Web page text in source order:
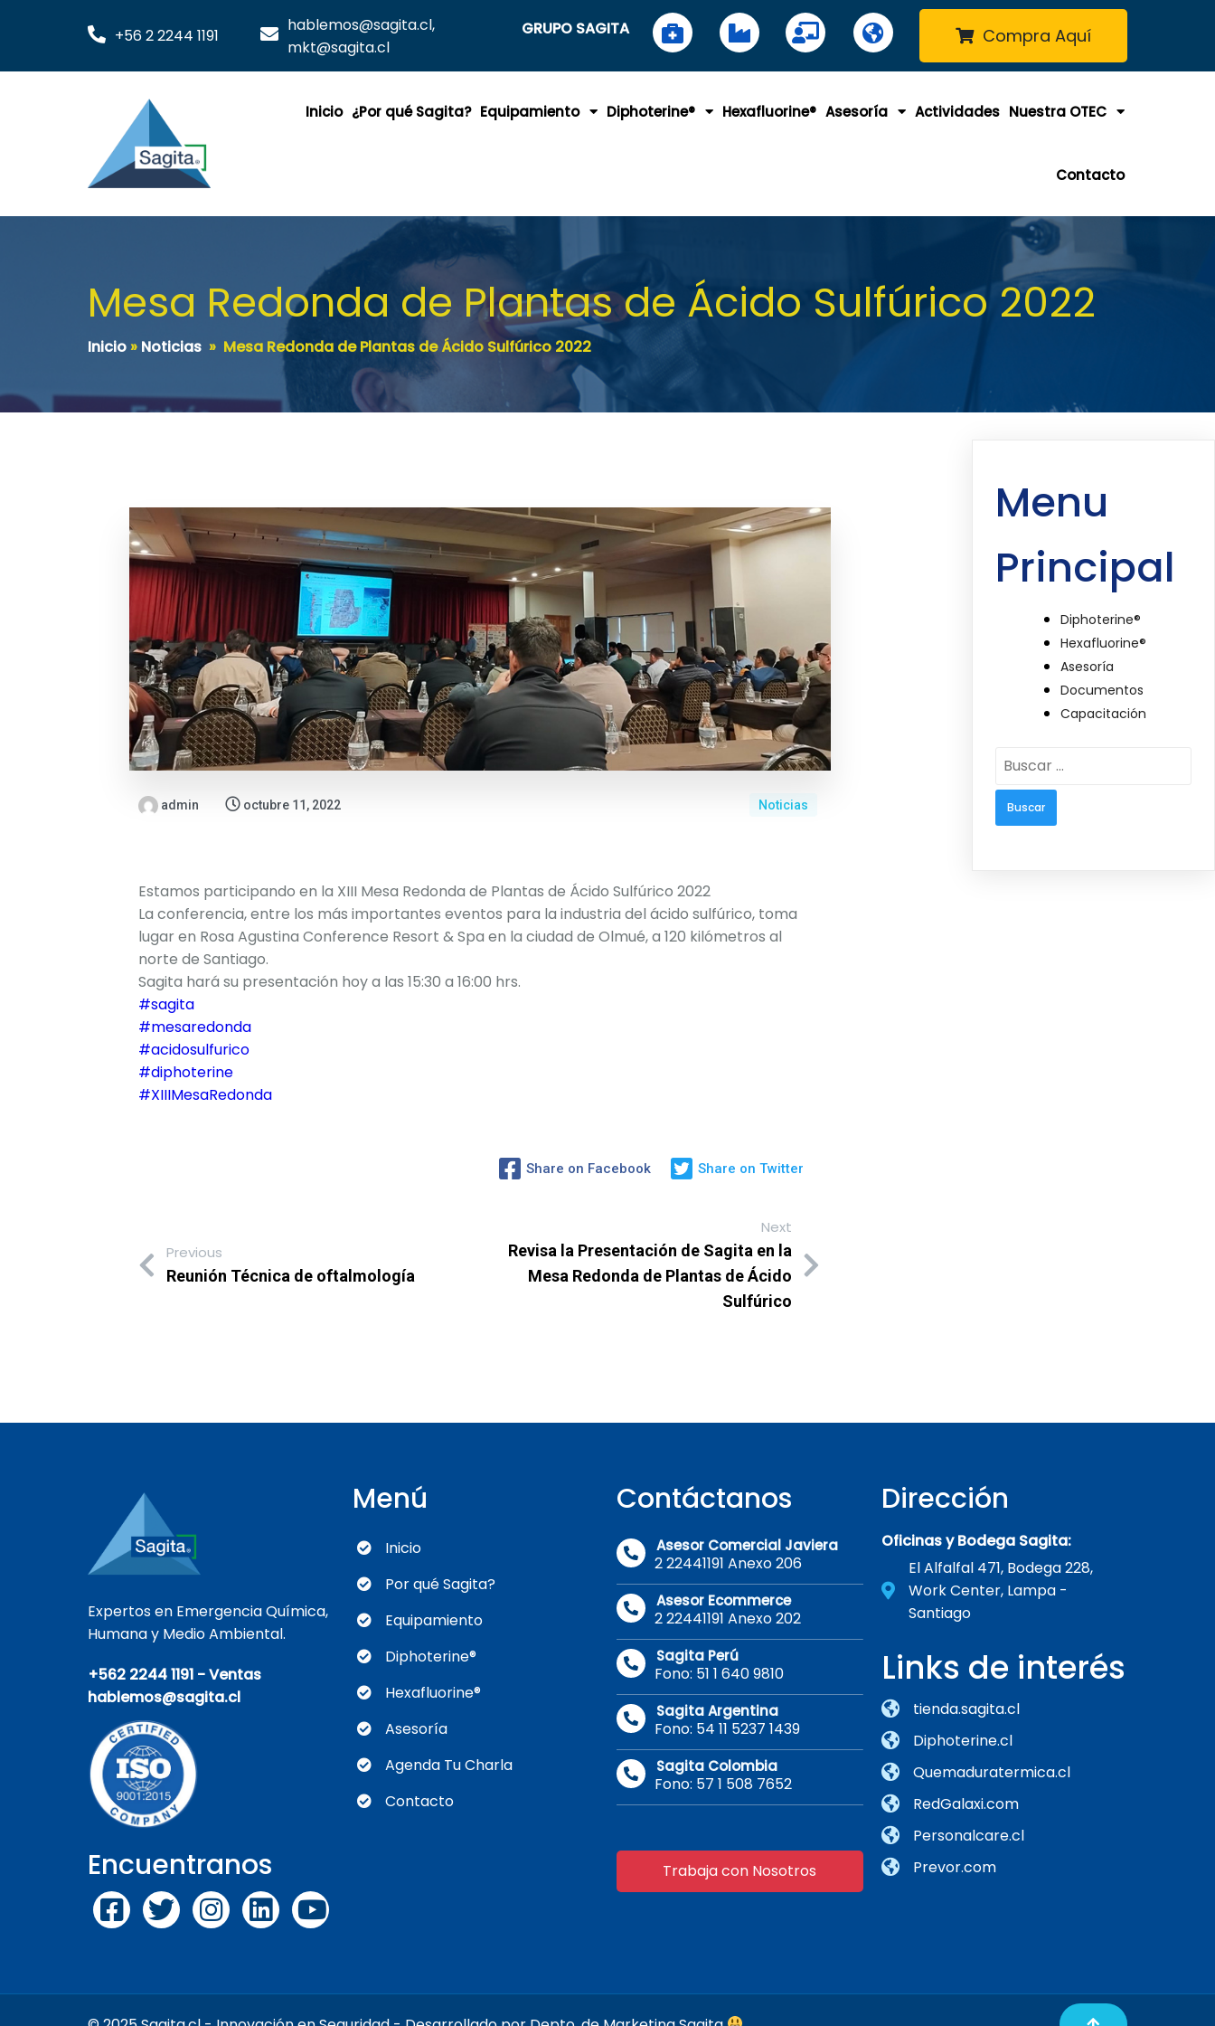
+56 2 2244 1191
hablemos@sagita.cl,
mkt@sagita.cl
GRUPO SAGITA Compra Aquí
Inicio ¿Por qué Sagita? Equipamiento Diphoterine® Hexafluorine® Asesoría Actividades Nuestra OTEC
Contacto
Mesa Redonda de Plantas de Ácido Sulfúrico 2022
Inicio» Noticias » Mesa Redonda de Plantas de Ácido Sulfúrico 2022
admin octubre 11, 2022 Noticias
Estamos participando en la XIII Mesa Redonda de Plantas de Ácido Sulfúrico 2022
La conferencia, entre los más importantes eventos para la industria del ácido sulfúrico, toma
lugar en Rosa Agustina Conference Resort & Spa en la ciudad de Olmué, a 120 kilómetros al
norte de Santiago.
Sagita hará su presentación hoy a las 15:30 a 16:00 hrs.
#sagita
#mesaredonda
#acidosulfurico
#diphoterine
#XIIIMesaRedonda
Share on Facebook Share on Twitter
Previous
Reunión Técnica de oftalmología
Next
Revisa la Presentación de Sagita en la
Mesa Redonda de Plantas de Ácido
Sulfúrico
Menu
Principal
Diphoterine®
Hexafluorine®
Asesoría
Documentos
Capacitación
Buscar:
Expertos en Emergencia Química,
Humana y Medio Ambiental.
+562 2244 1191 - Ventas
hablemos@sagita.cl
Encuentranos
Menú
Inicio
Por qué Sagita?
Equipamiento
Diphoterine®
Hexafluorine®
Asesoría
Agenda Tu Charla
Contacto
Contáctanos
Asesor Comercial Javiera
2 22441191 Anexo 206
Asesor Ecommerce
2 22441191 Anexo 202
Sagita Perú
Fono: 51 1 640 9810
Sagita Argentina
Fono: 54 11 5237 1439
Sagita Colombia
Fono: 57 1 508 7652
Trabaja con Nosotros
Dirección
Oficinas y Bodega Sagita:
El Alfalfal 471, Bodega 228,
Work Center, Lampa -
Santiago
Links de interés
tienda.sagita.cl
Diphoterine.cl
Quemaduratermica.cl
RedGalaxi.com
Personalcare.cl
Prevor.com